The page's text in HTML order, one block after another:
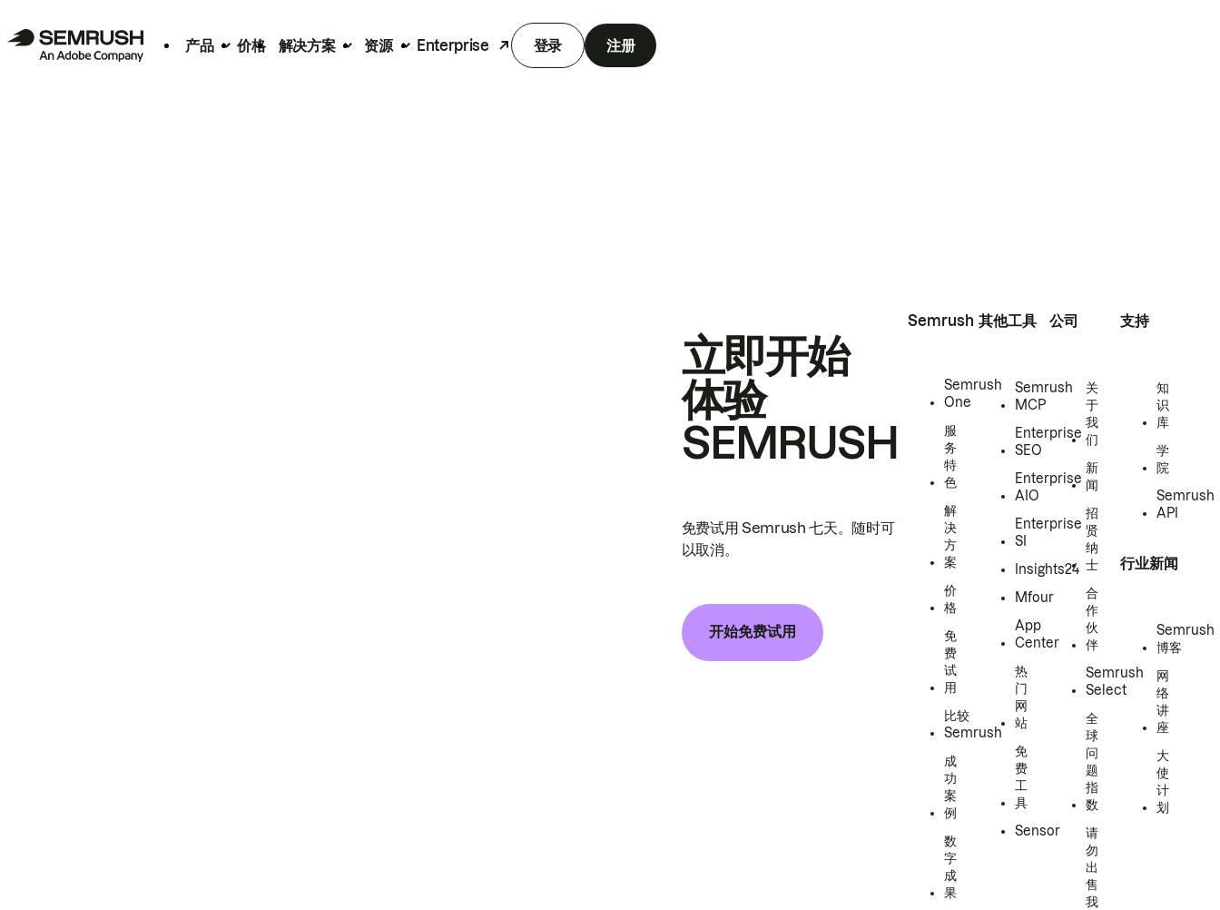
产品 价格 解决方案 资源 Enterprise 登录 注册
立即开始
体验
SEMRUSH
免费试用 Semrush 七天。随时可
以取消。
开始免费试用
Semrush
Semrush
One
服
务
特
色
解
决
方
案
价
格
免
费
试
用
比较
Semrush
成
功
案
例
数
字
成
果
其他工具
Semrush
MCP
Enterprise
SEO
Enterprise
AIO
Enterprise
SI
Insights24
Mfour
App
Center
热
门
网
站
免
费
工
具
Sensor
公司
关
于
我
们
新
闻
招
贤
纳
士
合
作
伙
伴
Semrush
Select
全
球
问
题
指
数
请
勿
出
售
我
支持
知
识
库
学
院
Semrush
API
行业新闻
Semrush
博客
网
络
讲
座
大
使
计
划